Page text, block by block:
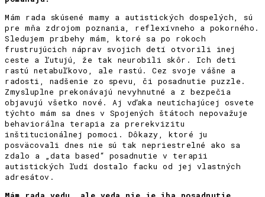
Mám rada skúsené mamy a autistických dospelých, sú
pre mňa zdrojom poznania, reflexívneho a pokorného.
Sledujem príbehy mám, ktoré sa po rokoch
frustrujúcich náprav svojich detí otvorili inej
ceste a ľutujú, že tak neurobili skôr. Ich deti
rastú netabuľkovo, ale rastú. Cez svoje vášne a
radosti, nadšenie zo spevu, či posadnutie puzzle.
Zmysluplne prekonávajú nevyhnutné a z bezpečia
objavujú všetko nové. Aj vďaka neutíchajúcej osvete
týchto mám sa dnes v Spojených štátoch nepovažuje
behaviorálna terapia za prerekvizitu
inštitucionálnej pomoci. Dôkazy, ktoré ju
posväcovali dnes nie sú tak nepriestrelné ako sa
zdalo a „data based“ posadnutie v terapii
autistických ľudí dostalo facku od jej vlastných
adresátov.